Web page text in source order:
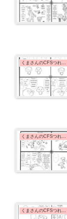
くまさんのCFSつれづれ日記 | Kuma-san's CFS Diary